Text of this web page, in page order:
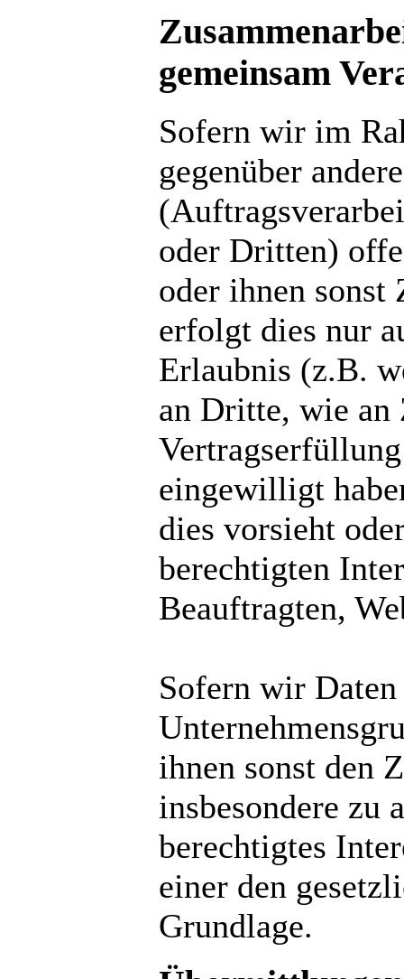
gemeinsam
Sofern wir im
gegenüber
oder Dritten)
oder ihnen
erfolgt dies nur
Erlaubnis (z.B.
an Dritte, wie an
eingewilligt
dies vorsieht
berechtigten
Beauftragten,
Sofern wir Daten
ihnen sonst den
insbesondere zu
berechtigtes
einer den
Grundlage.